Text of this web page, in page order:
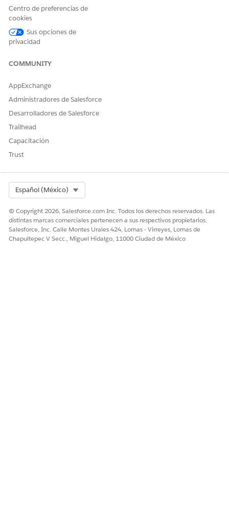
Realización manual
Este proceso de servicio enruta la solicitud de realización
manual al equipo de TI. Puede crear un flujo en Flow Builder
para incluir lógica personalizada, como aprobaciones de
Esta plantilla no incluye ninguna integración preconfigurada
para admisión o realización. Utilice Flow Builder para crear
flujos personalizados con conectores que definen cómo se
captura y se realiza la solicitud.
Centro de preferencias de
cookies
Sus opciones de
privacidad
COMMUNITY
AppExchange
Administradores de Salesforce
Desarrolladores de Salesforce
Trailhead
Capacitación
Trust
Español (México)
© Copyright 2026, Salesforce.com Inc. Todos los derechos reservados. Las
distintas marcas comerciales pertenecen a sus respectivos propietarios.
Salesforce, Inc. Calle Montes Urales 424, Lomas - Virreyes, Lomas de
Chapultepec V Secc., Miguel Hidalgo, 11000 Ciudad de México